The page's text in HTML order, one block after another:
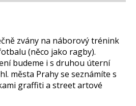
zvány na náborový trénink
(něco jako ragby).
budeme i s druhou úterní
města Prahy se seznámíte s
graffiti a street artové